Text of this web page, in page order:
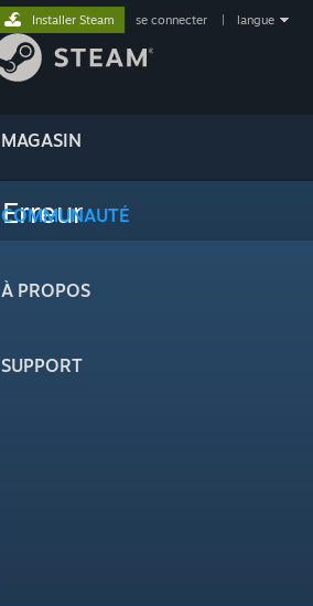
MAGASIN
COMMUNAUTÉ
À PROPOS
SUPPORT
Installer Steam se connecter langue
Erreur